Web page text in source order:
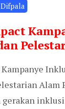
Alam
gerakan